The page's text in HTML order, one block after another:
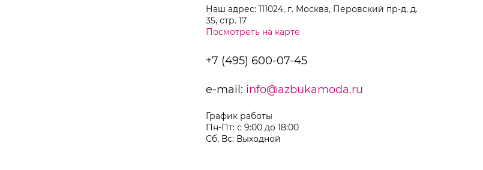
Наш адрес: 111024, г. Москва, Перовский пр-д, д.
35, стр. 17
Посмотреть на карте
+7 (495) 600-07-45
e-mail: info@azbukamoda.ru
График работы
Пн-Пт: с 9:00 до 18:00
Сб, Вс: Выходной